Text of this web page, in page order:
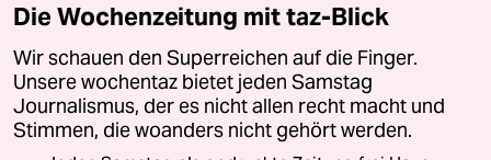
Die Wochenzeitung mit taz-Blick
Wir schauen den Superreichen auf die Finger.
Unsere wochentaz bietet jeden Samstag
Journalismus, der es nicht allen recht macht und
Stimmen, die woanders nicht gehört werden.